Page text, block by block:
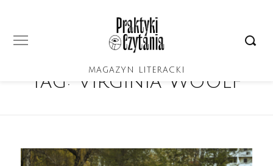
MAGAZYN LITERACKI
Tag: Virginia Woolf